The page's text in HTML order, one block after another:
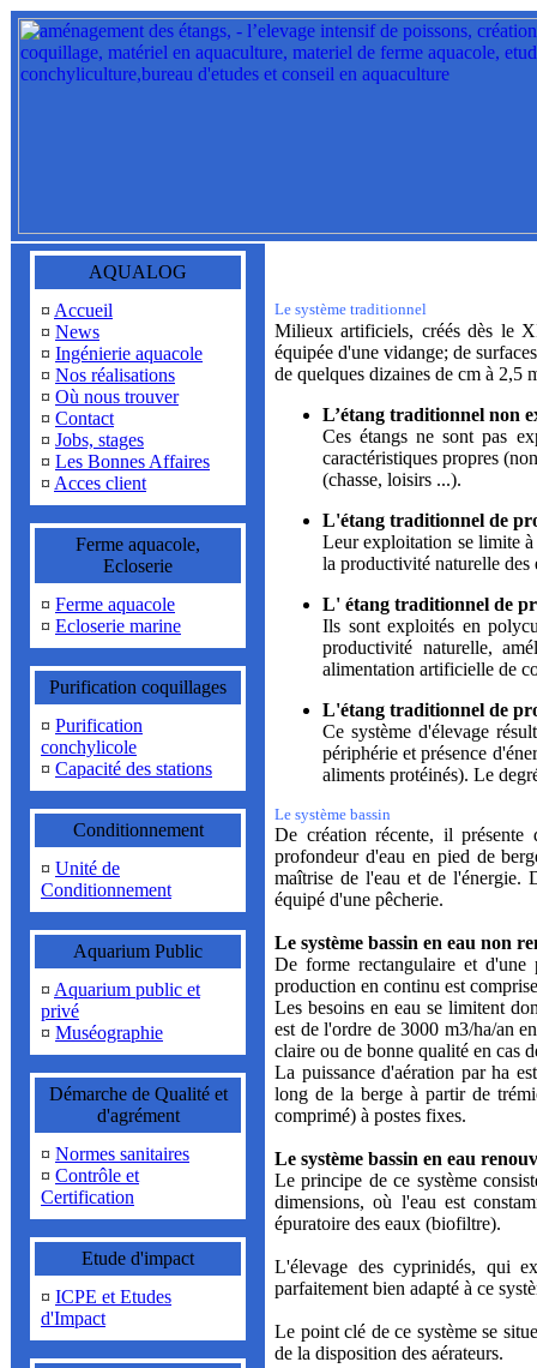
AQUALOG
¤ Accueil
¤ News
¤ Ingénierie aquacole
¤ Nos réalisations
¤ Où nous trouver
¤ Contact
¤ Jobs, stages
¤ Les Bonnes Affaires
¤ Acces client
Ferme aquacole,
Ecloserie
¤ Ferme aquacole
¤ Ecloserie marine
Purification coquillages
¤ Purification
conchylicole
¤ Capacité des stations
Conditionnement
¤ Unité de
Conditionnement
Aquarium Public
¤ Aquarium public et
privé
¤ Muséographie
Démarche de Qualité et
d'agrément
¤ Normes sanitaires
¤ Contrôle et
Certification
Etude d'impact
¤ ICPE et Etudes
d'Impact
Le système traditionnel
Milieux artificiels, créés dès le
équipée d'une vidange; de
de quelques dizaines de cm à 2,5
L’étang traditionnel non
Ces étangs ne sont pas
caractéristiques propres
(chasse, loisirs ...).
L'étang traditionnel de
Leur exploitation se limite
la productivité naturelle des
L' étang traditionnel de
Ils sont exploités en
productivité naturelle,
alimentation artificielle de
L'étang traditionnel de
Ce système d'élevage
périphérie et présence
aliments protéinés). Le
Le système bassin
De création récente, il présente
profondeur d'eau en pied de
maîtrise de l'eau et de l'énergie.
équipé d'une pêcherie.
Le système bassin en eau non
De forme rectangulaire et
production en continu est
Les besoins en eau se limitent
est de l'ordre de 3000 m3/ha/an
claire ou de bonne qualité en cas
La puissance d'aération par ha
long de la berge à partir de
comprimé) à postes fixes.
Le système bassin en eau
Le principe de ce système
dimensions, où l'eau est
épuratoire des eaux (biofiltre).
L'élevage des cyprinidés, qui
parfaitement bien adapté à ce
Le point clé de ce système se
de la disposition des aérateurs.